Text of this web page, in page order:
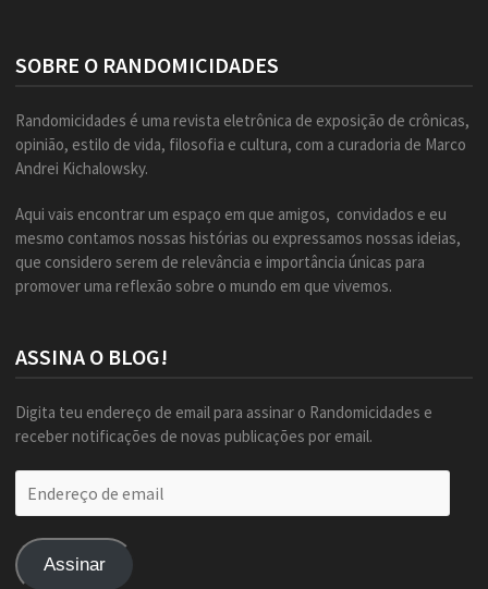
SOBRE O RANDOMICIDADES
Randomicidades é uma revista eletrônica de exposição de crônicas,
opinião, estilo de vida, filosofia e cultura, com a curadoria de Marco
Andrei Kichalowsky.
Aqui vais encontrar um espaço em que amigos, convidados e eu
mesmo contamos nossas histórias ou expressamos nossas ideias,
que considero serem de relevância e importância únicas para
promover uma reflexão sobre o mundo em que vivemos.
ASSINA O BLOG!
Digita teu endereço de email para assinar o Randomicidades e
receber notificações de novas publicações por email.
de
Assinar